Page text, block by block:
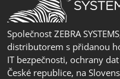
Společnost ZEBRA
distributorem s přidanou
IT bezpečnosti, ochrany
České republice, na